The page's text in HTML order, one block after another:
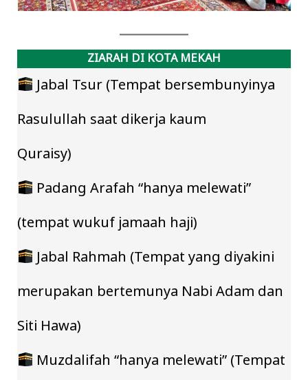
ZIARAH DI KOTA MEKAH
Jabal Tsur (Tempat bersembunyinya
Rasulullah saat dikerja kaum
Quraisy)
Padang Arafah “hanya melewati”
(tempat wukuf jamaah haji)
Jabal Rahmah (Tempat yang diyakini
merupakan bertemunya Nabi Adam dan
Siti Hawa)
Muzdalifah “hanya melewati” (Tempat